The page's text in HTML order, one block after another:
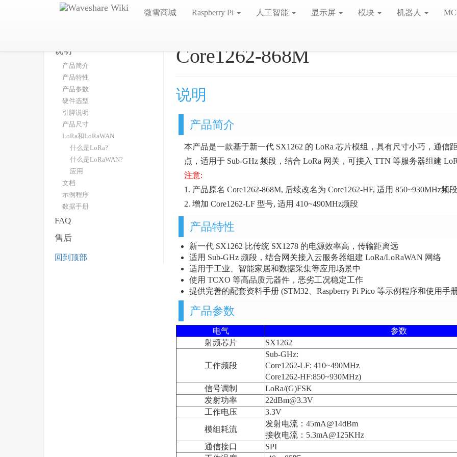
微雪商城 Raspberry Pi 人工智能 显示屏 模块 机器人
Core1262-868M
说明
产品简介
本产品是一款基于新一代 SX1262 的 LoRa 芯片模组，具有尺寸小巧，通信
点，适用于 Sub-GHz 频段，结合 LoRa 网关，可接入 TTN 等服务器组建
注意:
1. 产品原名 Core1262-868M, 后续改名为 Core1262-HF, 适用 850~930MHz频段
2. 增加 Core1262-LF 型号, 适用 410~490MHz频段
产品特性
新一代 SX1262 比传统 SX1278 的电源效率高，传输距离远
适用 Sub-GHz 频段，结合网关接入云服务器组建 LoRa/LoRaWAN 网络
适用于工业、智能家居和数据采集等应用场景中
使用 TCXO 等高品质元器件，恶劣工况稳定工作
提供完善的配套资料手册 (STM32、Raspberry Pi Pico 等示例程序和使用手
产品参数
电气
参数
射频芯片
SX1262
工作频段
Sub-GHz:
Core1262-LF: 410~490MHz
Core1262-HF:850~930MHz)
信号调制
LoRa/(G)FSK
发射功率
22dBm@3.3V
工作电压
3.3V
模组耗流
发射电流：45mA@14dBm
接收电流：5.3mA@125KHz
通信接口
SPI
说明
产品简介
产品特性
产品参数
硬件选型
引脚说明
产品尺寸
LoRa和LoRaWAN
什么是LoRa?
什么是LoRaWAN?
应用
文档
示例程序
数据手册
FAQ
售后
回到顶部